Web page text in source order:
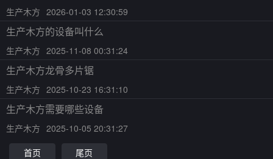
生产木方 2026-01-03 12:30:59
生产木方的设备叫什么
生产木方 2025-11-08 00:31:24
生产木方龙骨多片锯
生产木方 2025-10-23 16:31:10
生产木方需要哪些设备
生产木方 2025-10-05 20:31:27
首页
尾页